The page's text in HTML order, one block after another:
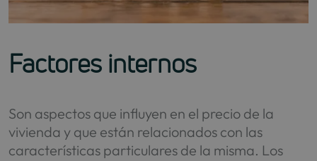
Factores internos
Son aspectos que influyen en el precio de la
vivienda y que están relacionados con las
características particulares de la misma. Los